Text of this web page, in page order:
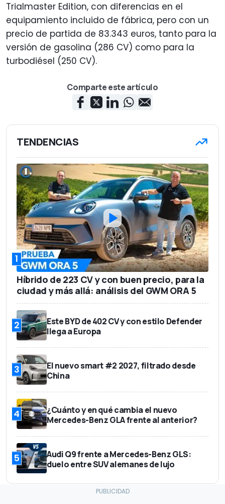
Trialmaster Edition, con diferencias en el
equipamiento incluido de fábrica, pero con un
precio de partida de 83.343 euros, tanto para la
versión de gasolina (286 CV) como para la
turbodiésel (250 CV).
Comparte este artículo
TENDENCIAS
1
Híbrido de 223 CV y con buen precio, para la
ciudad y más allá: análisis del GWM ORA 5
2
Este BYD de 402 CV y con estilo Defender
llega a Europa
3
El nuevo smart #2 2027, filtrado desde
China
4
¿Cuánto y en qué cambia el nuevo
Mercedes-Benz GLA frente al anterior?
5
Audi Q9 frente a Mercedes-Benz GLS:
duelo entre SUV alemanes de lujo